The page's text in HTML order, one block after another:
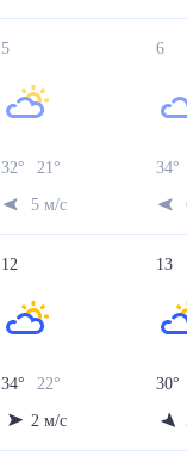
5
32° 21°
5 м/с
6
34°
12
34° 22
2 м/с
13
30°